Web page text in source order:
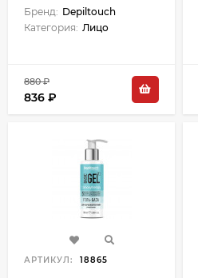
мл
Бренд: Depiltouch
Категория: Лицо
880 ₽
836 ₽
АРТИКУЛ: 18865